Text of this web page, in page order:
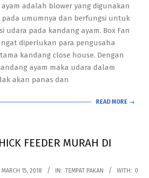
ayam adalah blower yang digunakan
umumnya dan berfungsi untuk
udara pada kandang ayam. Box Fan
diperlukan para pengusaha
kandang close house. Dengan
ayam maka udara dalam
akan panas dan
READ MORE →
FEEDER MURAH DI
MARCH 15, 2018 IN: TEMPAT PAKAN WITH: 0